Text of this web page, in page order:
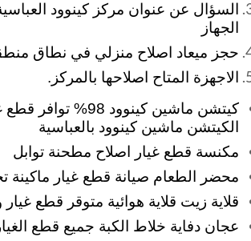
السؤال عن عنوان مركز كينوود
الجهاز
حجز ميعاد اصلاح منزلي في نطاق
الاجهزة المتاح اصلاحها بالمركز.
كيتشن ماشين كينوود 98%
الكيتشن ماشين كينوود بالعباسية
مكنسة قطع غيار اصلاح مطحنة توابل
محضر الطعام صيانة قطع غيار ماكينة
قلاية زيت قلاية هوائية متوقر قطع غيار
عجان دفاية خلاط الكبة جميع قطع